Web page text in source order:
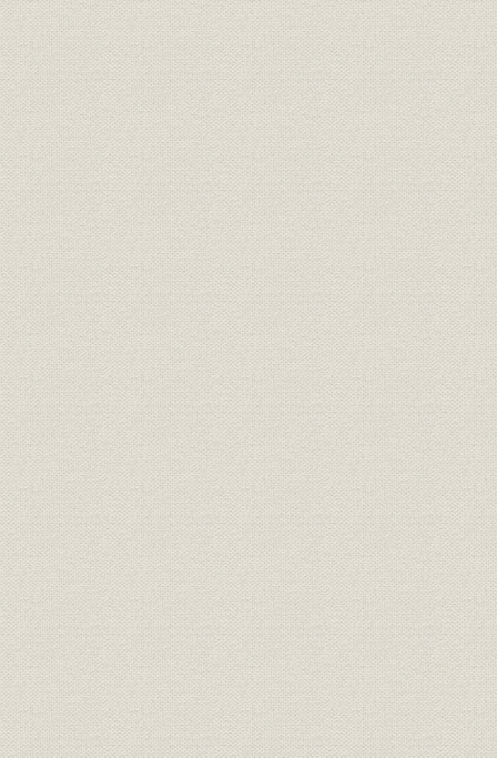
経済
地価・GNP・卸売物価の長期的
推移
昭和11年
経済
国民総生産と地価の対前年度変
動率、土地取引件数、宅地建物
取引業者数の推移
昭和11年~
業界
住宅着工戸数、全国木造建築費
上昇率、宅地供給量の推移
昭和13年~
人口の地域別・年齢別構成の推
移
昭和10年~
三大都市圏と地方間の人口移動
の推移
昭和29年~
婚姻件数と世帯増加率の推移 昭和29年~
業界
不動産業向け貸出および住宅ロ
ーンの残高の推移
昭和23年~
業界 事務所用建築物着工の推移 昭和33年~
業界 民間業者浚渫埋立揚土量の推移 昭和34年